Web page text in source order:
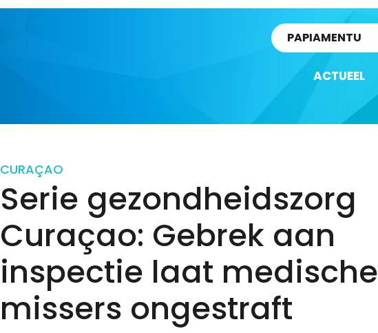
PAPIAMENTU
ACTUEEL
CURAÇAO
Serie gezondheidszorg
Curaçao: Gebrek aan
inspectie laat medische
missers ongestraft